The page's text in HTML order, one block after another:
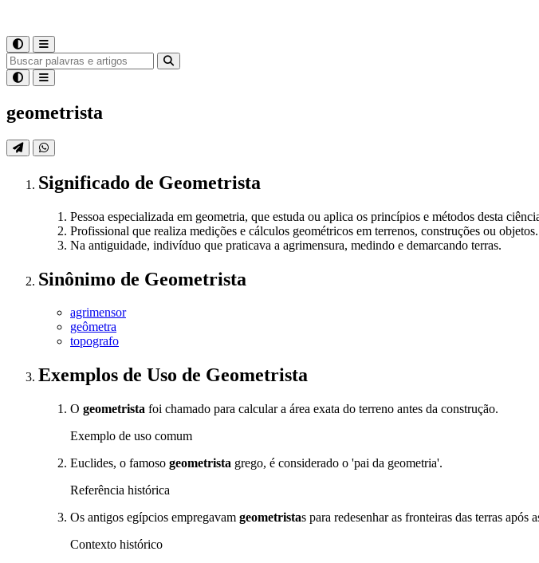
geometrista
Significado de Geometrista
Pessoa especializada em geometria, que estuda ou aplica os princípios e métodos desta
Profissional que realiza medições e cálculos geométricos em terrenos, construções ou objetos.
Na antiguidade, indivíduo que praticava a agrimensura, medindo e demarcando terras.
Sinônimo de Geometrista
agrimensor
geômetra
topografo
Exemplos de Uso de Geometrista
O geometrista foi chamado para calcular a área exata do terreno antes da construção.
Exemplo de uso comum
Euclides, o famoso geometrista grego, é considerado o 'pai da geometria'.
Referência histórica
Os antigos egípcios empregavam geometristas para redesenhar as fronteiras das terras após
Contexto histórico